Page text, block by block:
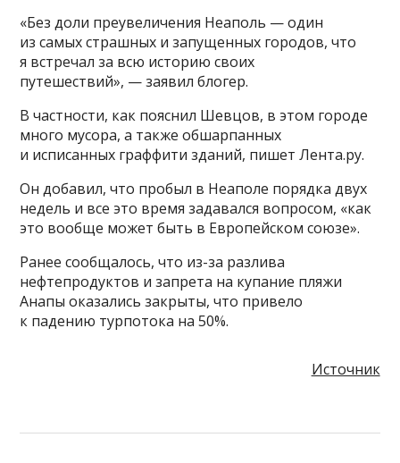
«Без доли преувеличения Неаполь — один
из самых страшных и запущенных городов, что
я встречал за всю историю своих
путешествий», — заявил блогер.
В частности, как пояснил Шевцов, в этом городе
много мусора, а также обшарпанных
и исписанных граффити зданий, пишет Лента.ру.
Он добавил, что пробыл в Неаполе порядка двух
недель и все это время задавался вопросом, «как
это вообще может быть в Европейском союзе».
Ранее сообщалось, что из-за разлива
нефтепродуктов и запрета на купание пляжи
Анапы оказались закрыты, что привело
к падению турпотока на 50%.
Источник